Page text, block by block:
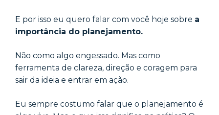
E por isso eu quero falar com você hoje sobre a
importância do planejamento.
Não como algo engessado. Mas como
ferramenta de clareza, direção e coragem para
sair da ideia e entrar em ação.
Eu sempre costumo falar que o planejamento é